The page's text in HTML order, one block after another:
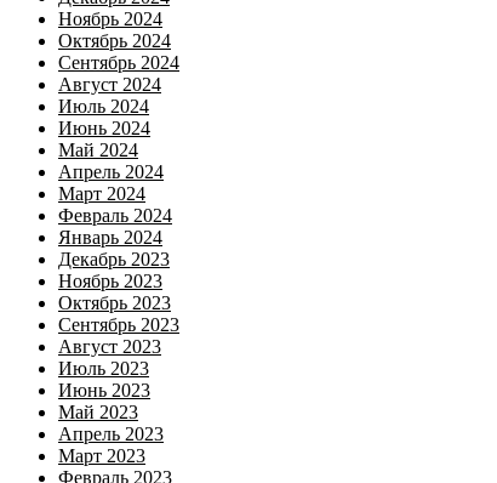
Ноябрь 2024
Октябрь 2024
Сентябрь 2024
Август 2024
Июль 2024
Июнь 2024
Май 2024
Апрель 2024
Март 2024
Февраль 2024
Январь 2024
Декабрь 2023
Ноябрь 2023
Октябрь 2023
Сентябрь 2023
Август 2023
Июль 2023
Июнь 2023
Май 2023
Апрель 2023
Март 2023
Февраль 2023